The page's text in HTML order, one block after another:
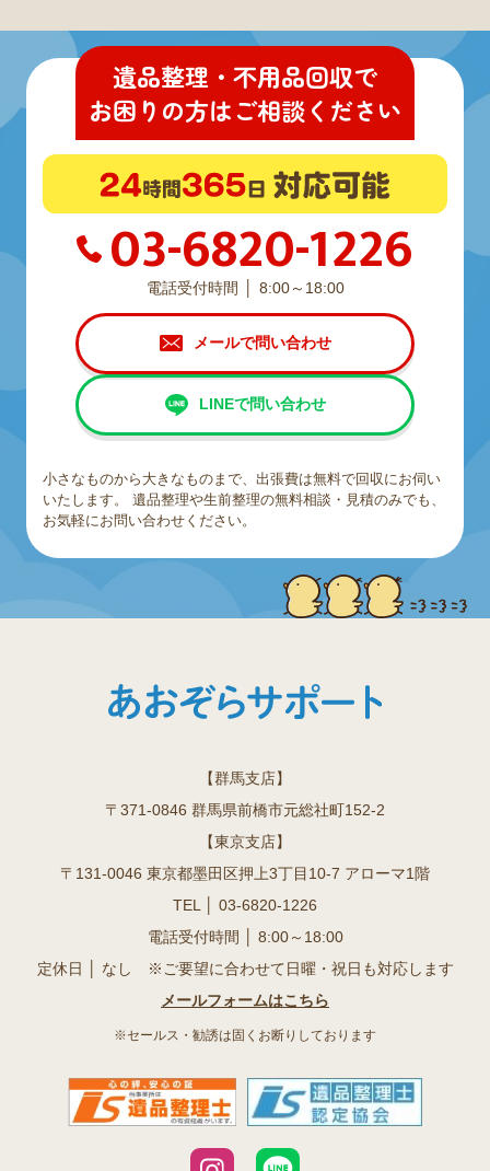
遺品整理・不用品回収で
お困りの方はご相談ください
03-6820-1226
電話受付時間 8:00～18:00
メールで問い合わせ
LINEで問い合わせ
小さなものから大きなものまで、出張費は無料で回収にお伺い
いたします。
遺品整理や生前整理の無料相談・見積のみでも、
お気軽にお問い合わせください。
【群馬支店】
〒371-0846 群馬県前橋市元総社町152-2
【東京支店】
〒131-0046 東京都墨田区押上3丁目10-7 アローマ1階
TEL │ 03-6820-1226
電話受付時間 │ 8:00～18:00
定休日 │ なし ※ご要望に合わせて日曜・祝日も対応します
メールフォームはこちら
※セールス・勧誘は固くお断りしております